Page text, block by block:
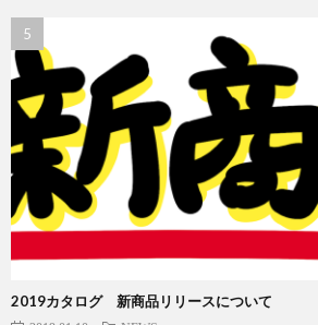
2019カタログ 新商品リリースについて